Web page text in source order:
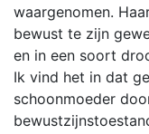
waargenomen.
bewust te zijn
en in een soort
Ik vind het in dat
schoonmoeder